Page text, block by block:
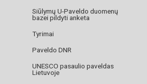
Siūlymų U-Paveldo duomenų
bazei pildyti anketa
Tyrimai
Paveldo DNR
UNESCO pasaulio paveldas
Lietuvoje